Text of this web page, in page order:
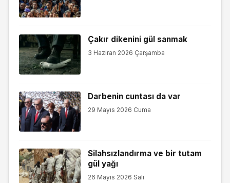
Çakır dikenini gül sanmak
3 Haziran 2026 Çarşamba
Darbenin cuntası da var
29 Mayıs 2026 Cuma
Silahsızlandırma ve bir tutam
gül yağı
26 Mayıs 2026 Salı